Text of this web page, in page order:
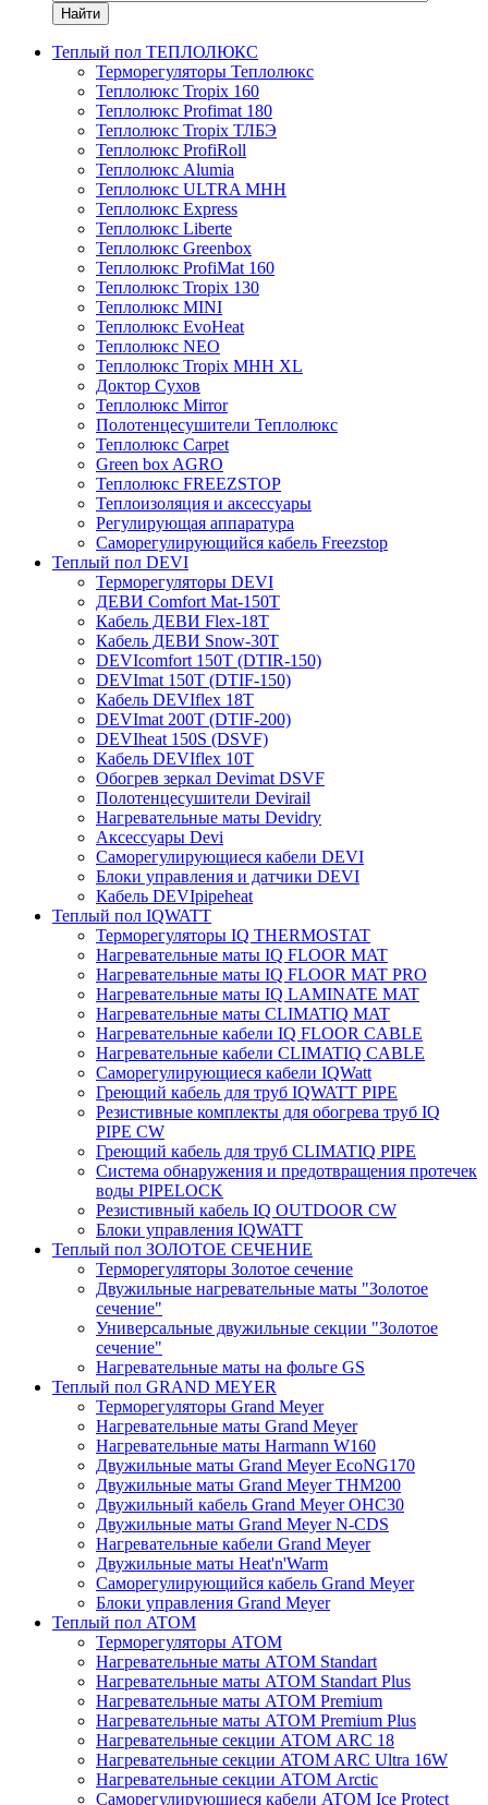
Найти
Теплый пол ТЕПЛОЛЮКС
Терморегуляторы Теплолюкс
Теплолюкс Tropix 160
Теплолюкс Profimat 180
Теплолюкс Tropix ТЛБЭ
Теплолюкс ProfiRoll
Теплолюкс Alumia
Теплолюкс ULTRA МНН
Теплолюкс Express
Теплолюкс Liberte
Теплолюкс Greenbox
Теплолюкс ProfiMat 160
Теплолюкс Tropix 130
Теплолюкс MINI
Теплолюкс EvoHeat
Теплолюкс NEO
Теплолюкс Tropix МНН XL
Доктор Сухов
Теплолюкс Mirror
Полотенцесушители Теплолюкс
Теплолюкс Carpet
Green box AGRO
Теплолюкс FREEZSTOP
Теплоизоляция и аксессуары
Регулирующая аппаратура
Cаморегулирующийся кабель Freezstop
Теплый пол DEVI
Терморегуляторы DEVI
ДЕВИ Comfort Mat-150T
Кабель ДЕВИ Flex-18T
Кабель ДЕВИ Snow-30T
DEVIcomfort 150T (DTIR-150)
DEVImat 150T (DTIF-150)
Кабель DEVIflex 18T
DEVImat 200T (DTIF-200)
DEVIheat 150S (DSVF)
Кабель DEVIflex 10T
Обогрев зеркал Devimat DSVF
Полотенцесушители Devirail
Нагревательные маты Devidry
Аксессуары Devi
Саморегулирующиеся кабели DEVI
Блоки управления и датчики DEVI
Кабель DEVIpipeheat
Теплый пол IQWATT
Терморегуляторы IQ THERMOSTAT
Нагревательные маты IQ FLOOR MAT
Нагревательные маты IQ FLOOR MAT PRO
Нагревательные маты IQ LAMINATE MAT
Нагревательные маты CLIMATIQ MAT
Нагревательные кабели IQ FLOOR CABLE
Нагревательные кабели CLIMATIQ CABLE
Саморегулирующиеся кабели IQWatt
Греющий кабель для труб IQWATT PIPE
Резистивные комплекты для обогрева труб IQ
PIPE CW
Греющий кабель для труб CLIMATIQ PIPE
Система обнаружения и предотвращения протечек
воды PIPELOCK
Резистивный кабель IQ OUTDOOR CW
Блоки управления IQWATT
Теплый пол ЗОЛОТОЕ СЕЧЕНИЕ
Терморегуляторы Золотое сечение
Двужильные нагревательные маты "Золотое
сечение"
Универсальные двужильные секции "Золотое
сечение"
Нагревательные маты на фольге GS
Теплый пол GRAND MEYER
Терморегуляторы Grand Meyer
Нагревательные маты Grand Meyer
Нагревательные маты Harmann W160
Двужильные маты Grand Meyer EcoNG170
Двужильные маты Grand Meyer THM200
Двужильный кабель Grand Meyer OHC30
Двужильные маты Grand Meyer N-CDS
Нагревательные кабели Grand Meyer
Двужильные маты Heat'n'Warm
Саморегулирующийся кабель Grand Meyer
Блоки управления Grand Meyer
Теплый пол ATOM
Терморегуляторы АТОМ
Нагревательные маты АТОМ Standart
Нагревательные маты АТОМ Standart Plus
Нагревательные маты АТОМ Premium
Нагревательные маты АТОМ Premium Plus
Нагревательные секции АТОМ ARC 18
Нагревательные секции ATOM ARC Ultra 16W
Нагревательные секции АТОМ Arctic
Саморегулирующиеся кабели ATOM Ice Protect